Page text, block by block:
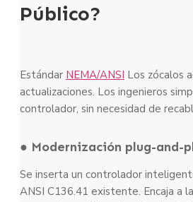
Público?
Estándar NEMA/ANSI Los zócalos
actualizaciones. Los ingenieros
controlador, sin necesidad de
● Modernización plug-and-
Se inserta un controlador
ANSI C136.41 existente. Encaja a